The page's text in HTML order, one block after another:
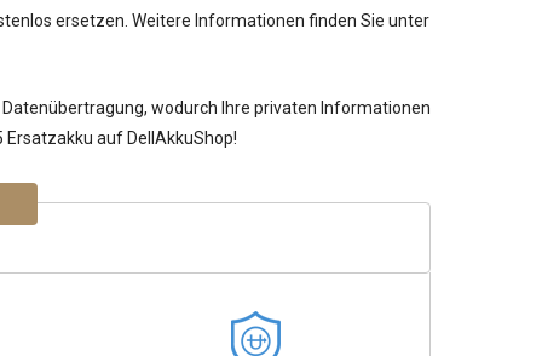
ersetzen. Weitere Informationen finden Sie unter
wodurch Ihre privaten Informationen
auf DellAkkuShop!